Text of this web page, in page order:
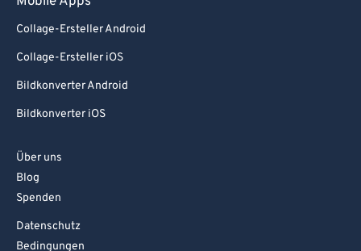
Collage-Ersteller Android
Collage-Ersteller iOS
Bildkonverter Android
Bildkonverter iOS
Über uns
Blog
Spenden
Datenschutz
Bedingungen